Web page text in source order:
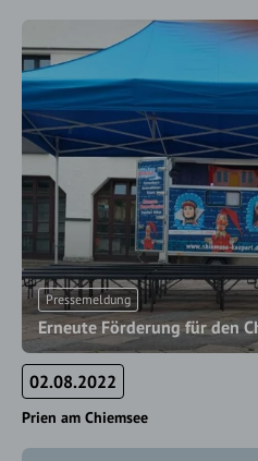
Pressemeldung
Erneute Förderung für den
02.08.2022
Prien am Chiemsee